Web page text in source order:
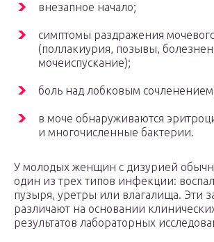
внезапное начало;
симптомы раздражения
(поллакиурия, позывы,
мочеиспускание);
боль над лобковым
в моче обнаруживаются
и многочисленные бактерии.
У молодых женщин с дизурией
один из трех типов инфекции:
пузыря, уретры или влагалища. Эти
различают на основании
результатов лабораторных